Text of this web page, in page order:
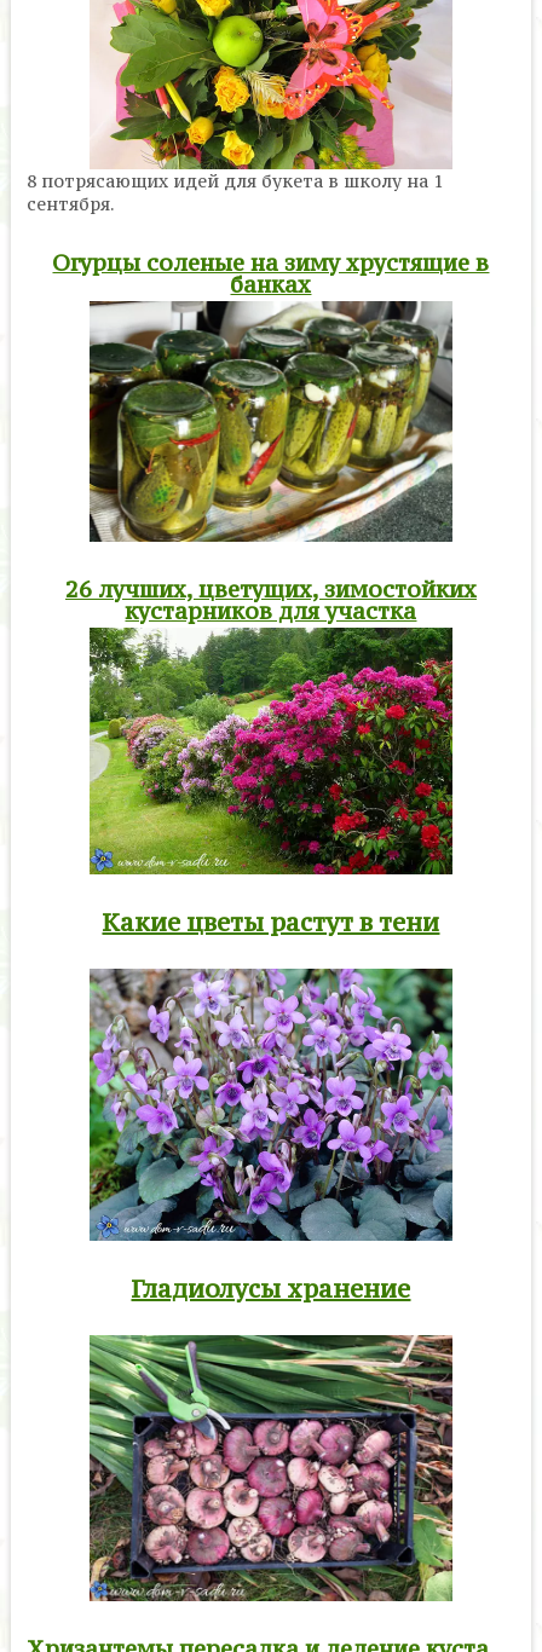
8 потрясающих идей для букета в школу на 1
сентября.
Огурцы соленые на зиму хрустящие в
банках
26 лучших, цветущих, зимостойких
кустарников для участка
Какие цветы растут в тени
Гладиолусы хранение